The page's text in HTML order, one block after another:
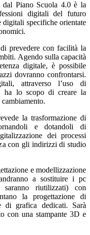
dal Piano Scuola 4.0 è la
digitali del futuro
digitali specifiche orientate
prevedere con facilità la
Agendo sulla capacità
digitale, è possibile
dovranno confrontarsi.
attraverso l’uso di
ha lo scopo di creare la
la trasformazione di
e dotandoli di
dei processi
con gli indirizzi di studio
e modellizzazione
a sostituire i pc
saranno riutilizzati) con
la progettazione di
di grafica dedicati. Sarà
con una stampante 3D e